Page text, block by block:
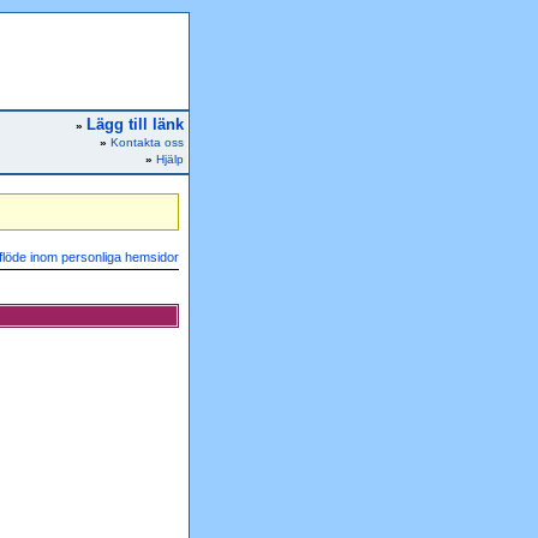
» Lägg till länk
» Kontakta oss
» Hjälp